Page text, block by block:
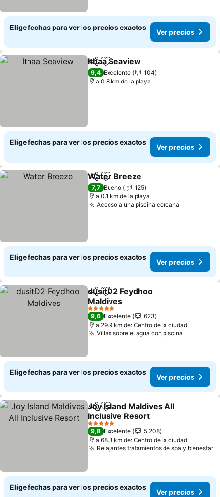
Elige fechas para ver los precios exactos
Ver precios
CompartirAgregar a favoritos
Ithaa Seaview
9,4 Excelente
104
a 0.8 km de la playa
Elige fechas para ver los precios exactos
Ver precios
CompartirAgregar a favoritos
Water Breeze
7,7 Bueno
125
a 0.1 km de la playa
Acceso a una piscina cercana
Elige fechas para ver los precios exactos
Ver precios
CompartirAgregar a favoritos
dusitD2 Feydhoo
Maldives
5 Estrellas
9,6 Excelente
623
a 29.9 km de: Centro de la ciudad
Villas sobre el agua con piscina
Elige fechas para ver los precios exactos
Ver precios
CompartirAgregar a favoritos
Joy Island Maldives All
Inclusive Resort
5 Estrellas
9,8 Excelente
5.208
a 68.8 km de: Centro de la ciudad
Relajantes tratamientos de spa y bienestar
Elige fechas para ver los precios exactos
Ver precios